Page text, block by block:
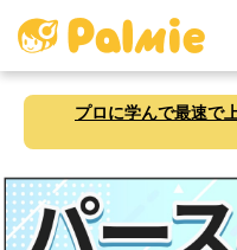
プロに学んで最速で